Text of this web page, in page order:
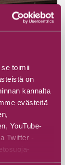
toimii
on
kannalta
evästeitä
YouTube-
Twitter -